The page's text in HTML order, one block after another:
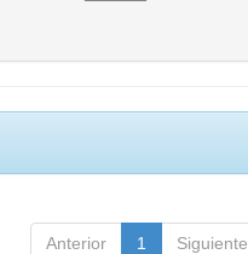
Anterior 1 Siguiente